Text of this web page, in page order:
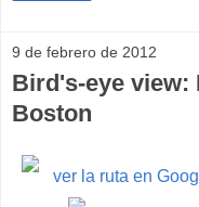
9 de febrero de 2012
Bird's-eye view:
Boston
ver la ruta en